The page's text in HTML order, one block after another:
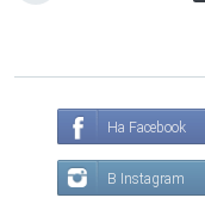
На Facebook
В Instagram